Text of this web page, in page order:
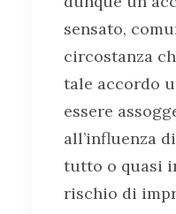
sensato,
circostanza
tale accordo
essere
all’influenza
tutto o quasi
rischio di